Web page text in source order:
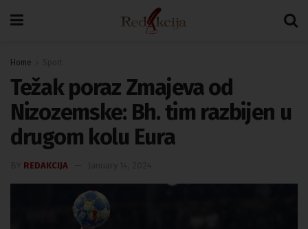
Home
Težak poraz Zmajeva od
Nizozemske: Bh. tim razbijen u
drugom kolu Eura
REDAKCIJA